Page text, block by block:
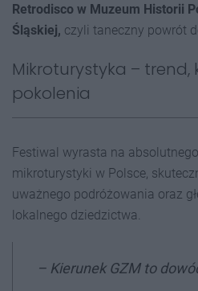
Retrodisco w Muzeum Historii
Śląskiej, czyli taneczny powrót
Mikroturystyka – trend,
pokolenia
Festiwal wyrasta na
mikroturystyki w Polsce,
uważnego podróżowania oraz
lokalnego dziedzictwa.
– Kierunek GZM to